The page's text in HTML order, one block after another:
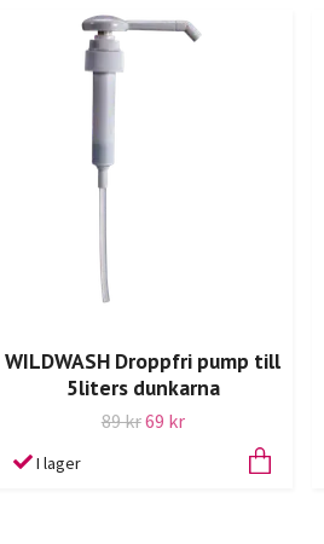
WILDWASH Droppfri pump till
5liters dunkarna
89 kr69 kr
I lager